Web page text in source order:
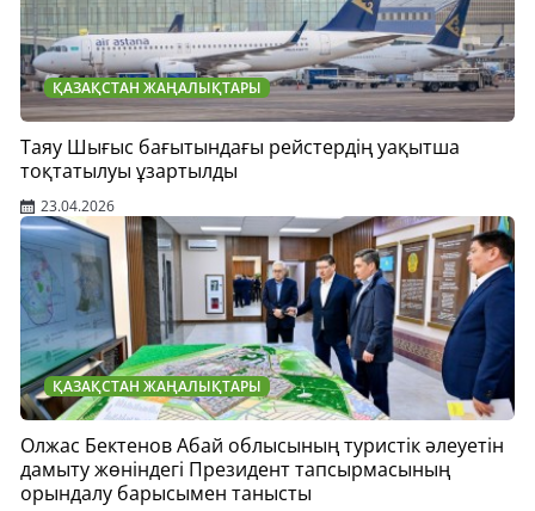
ҚАЗАҚСТАН ЖАҢАЛЫҚТАРЫ
Таяу Шығыс бағытындағы рейстердің уақытша
тоқтатылуы ұзартылды
23.04.2026
ҚАЗАҚСТАН ЖАҢАЛЫҚТАРЫ
Олжас Бектенов Абай облысының туристік әлеуетін
дамыту жөніндегі Президент тапсырмасының
орындалу барысымен танысты